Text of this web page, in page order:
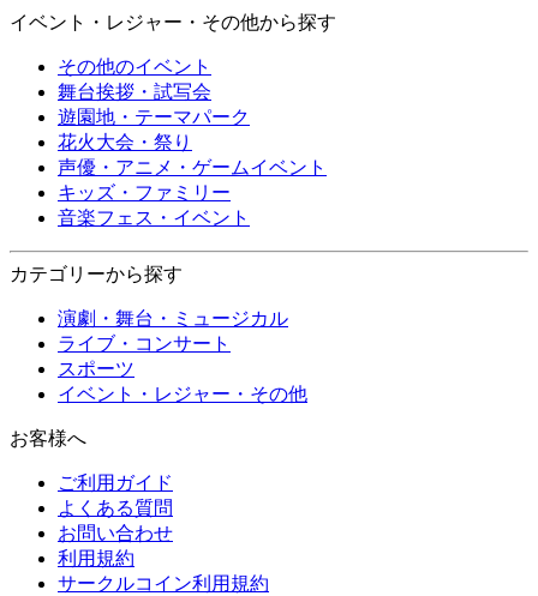
イベント・レジャー・その他から探す
その他のイベント
舞台挨拶・試写会
遊園地・テーマパーク
花火大会・祭り
声優・アニメ・ゲームイベント
キッズ・ファミリー
音楽フェス・イベント
カテゴリーから探す
演劇・舞台・ミュージカル
ライブ・コンサート
スポーツ
イベント・レジャー・その他
お客様へ
ご利用ガイド
よくある質問
お問い合わせ
利用規約
サークルコイン利用規約